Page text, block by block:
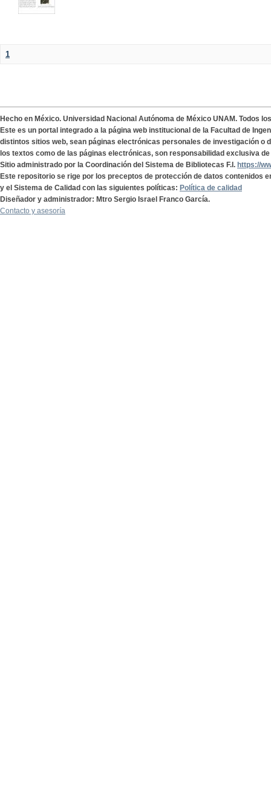
1
Hecho en México. Universidad Nacional Autónoma de México UNAM. Todos
Este es un portal integrado a la página web institucional de la Facultad de
distintos sitios web, sean páginas electrónicas personales de investigación o
los textos como de las páginas electrónicas, son responsabilidad exclusiva
Sitio administrado por la Coordinación del Sistema de Bibliotecas F.I. https://
Este repositorio se rige por los preceptos de protección de datos contenidos
y el Sistema de Calidad con las siguientes políticas: Política de calidad
Diseñador y administrador: Mtro Sergio Israel Franco García.
Contacto y asesoría